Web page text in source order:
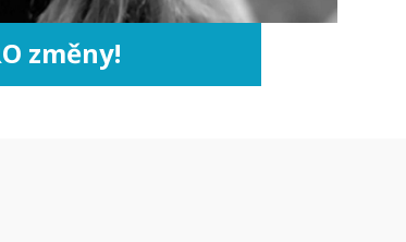
změny!